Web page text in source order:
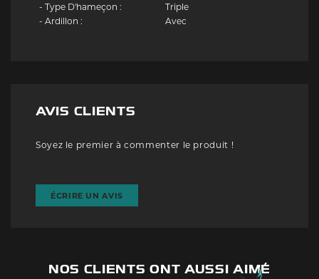
- Type D'hameçon :
Triple
- Ardillon :
Avec
AVIS CLIENTS
Soyez le premier à commenter le produit !
ÉCRIRE UN AVIS
NOS CLIENTS ONT AUSSI AIMÉ